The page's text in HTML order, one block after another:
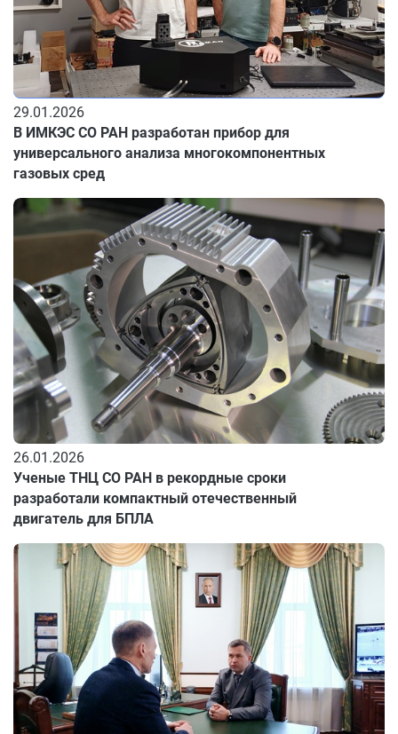
29.01.2026
В ИМКЭС СО РАН разработан прибор для
универсального анализа многокомпонентных
газовых сред
26.01.2026
Ученые ТНЦ СО РАН в рекордные сроки
разработали компактный отечественный
двигатель для БПЛА